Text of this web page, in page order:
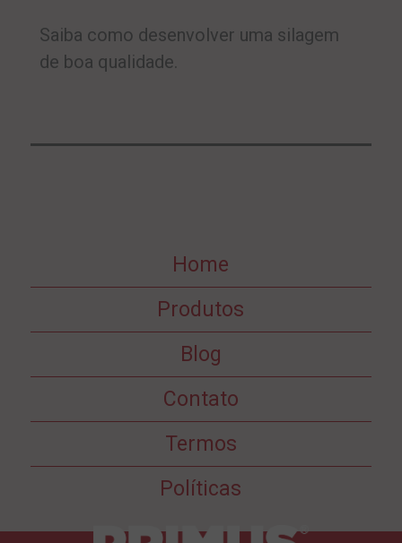
Saiba como desenvolver uma silagem
de boa qualidade.
Home
Produtos
Blog
Contato
Termos
Políticas